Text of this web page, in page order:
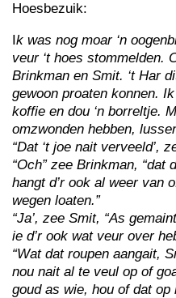
Hoesbezuik:
Ik was nog moar ‘n
veur ‘t hoes stommelden.
Brinkman en Smit. ‘t Har
gewoon proaten konnen.
koffie en dou ‘n borreltje.
omzwonden hebben,
“Dat ‘t joe nait verveeld’,
“Och” zee Brinkman, “dat
hangt d’r ook al weer van
wegen loaten.”
“Ja’, zee Smit, “As
ie d’r ook wat veur over
“Wat dat roupen aangait,
nou nait al te veul op of
goud as wie, hou of dat